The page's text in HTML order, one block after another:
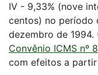
IV - 9,33% (nove
centos) no período
dezembro de
Convênio ICMS nº
com efeitos a partir